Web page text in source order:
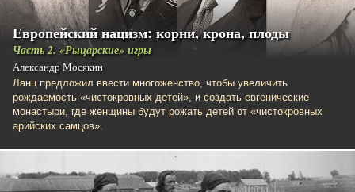
Европейский нацизм: корни, крона, плоды
Часть 2. «Рыцарские» игры
Александр Мосякин
Ланц предложил ввести многоженство, чтобы увеличить
рождаемость «чистокровных детей», и создать евгенические
монастыри, где женщины будут рожать детей от «чистокровных
арийских самцов».